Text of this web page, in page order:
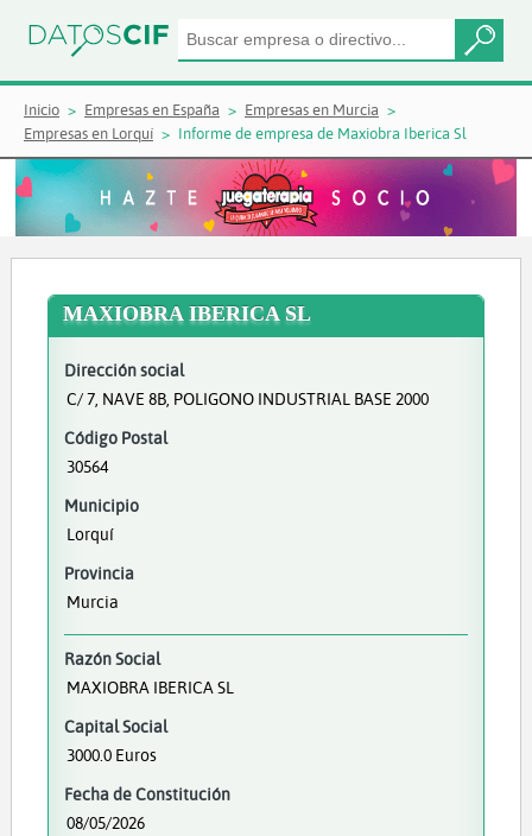
Inicio Empresas en España
Empresas en Murcia
Empresas en Lorquí
Informe de empresa de Maxiobra Iberica Sl
MAXIOBRA IBERICA SL
Dirección social
C/ 7, NAVE 8B, POLIGONO INDUSTRIAL BASE 2000
Código Postal
30564
Municipio
Lorquí
Provincia
Murcia
Razón Social
MAXIOBRA IBERICA SL
Capital Social
3000.0 Euros
Fecha de Constitución
08/05/2026